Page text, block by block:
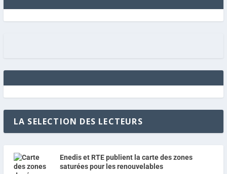
LA SELECTION DES LECTEURS
Enedis et RTE publient la carte des zones
saturées pour les renouvelables